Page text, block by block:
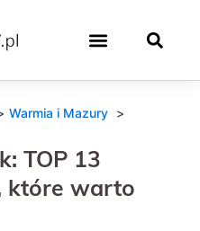
Warmia i Mazury
TOP 13
które warto